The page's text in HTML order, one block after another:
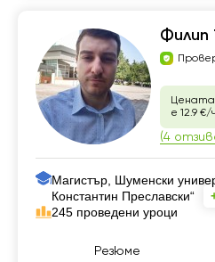
Филип
Цената
е 12.9 €/
(4
Магистър, Шуменски
Константин Преславски“
245 проведени уроци
Резюме